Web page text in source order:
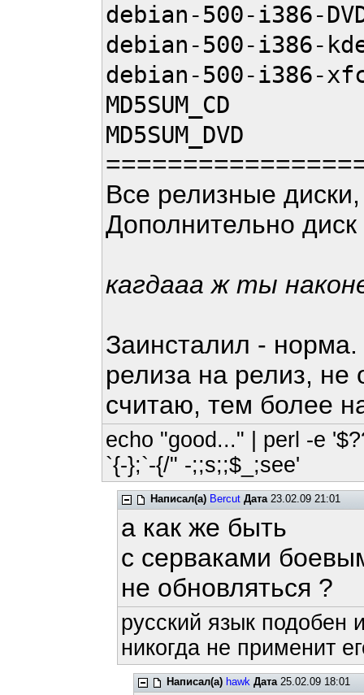
debian-500-i386-
debian-500-i386-
debian-500-i386-
MD5SUM_CD
MD5SUM_DVD
Все релизные
Дополнительно
кагдааа ж ты
Заинсталил -
релиза на релиз, не
считаю, тем более
echo "good..." | perl -e
`{-};`-{/" -;;s;;$_;see'
Написал(а) Bercut Дата23.02.09 21:01
а как же быть
с серваками
не обновляться ?
русский язык подобен
никогда не применит
Написал(а) hawk Дата25.02.09 18:01